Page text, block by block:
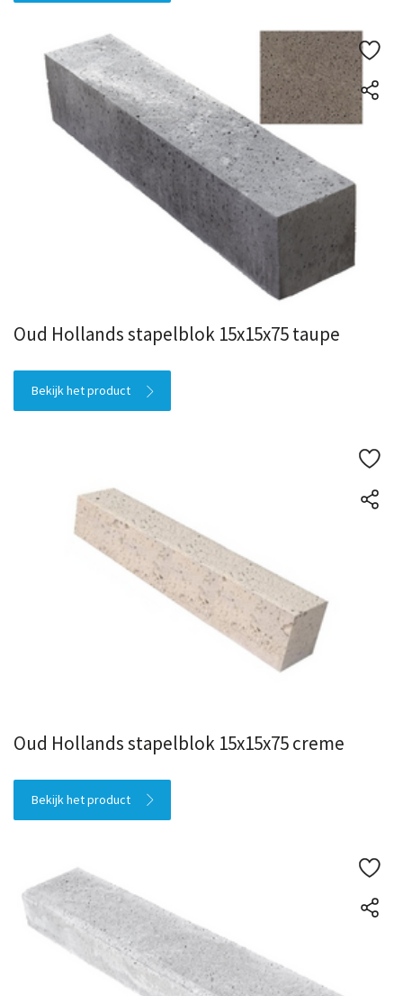
Oud Hollands stapelblok 15x15x75 taupe
Bekijk het product
Oud Hollands stapelblok 15x15x75 creme
Bekijk het product